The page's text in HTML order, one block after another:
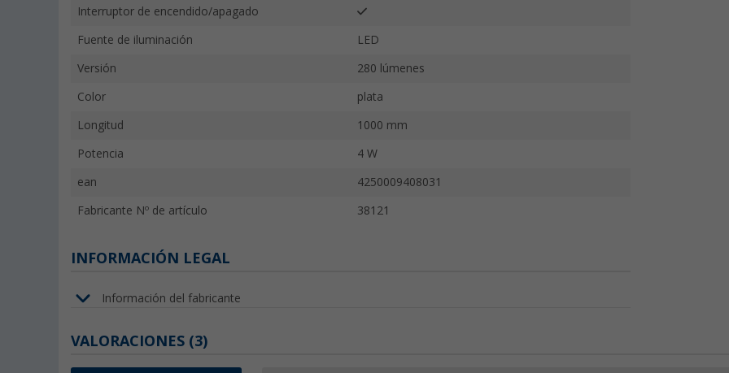
Interruptor de encendido/apagado
Fuente de iluminación LED
Versión 280 lúmenes
Color plata
Longitud 1000 mm
Potencia 4 W
ean 4250009408031
Fabricante Nº de artículo 38121
INFORMACIÓN LEGAL
Información del fabricante
VALORACIONES (3)